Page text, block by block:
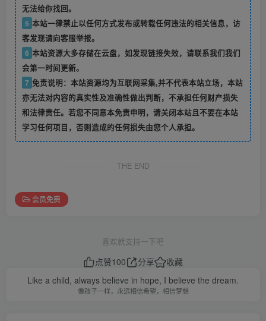
无法给你找回。
5 本站一律禁止以任何方式发布或转载任何违法的相关信息，访
客发现请向客服举报。
6 本站资源大多存储在云盘，如发现链接失效，请联系我们我们
会第一时间更新。
7 免责说明：本站资源均为互联网采集,并不代表本站立场，本站
亦无法对内容的真实性及准确性做出判断，不承担任何财产损失
和法律责任。若您不同意本免责申明，请关闭本站且不要在本站
学习任何项目，否则造成的任何损失由您个人承担。
THE END
会员免费
喜欢就支持一下吧
点赞100 分享
收藏
Like a child, always believe in hope, I believe the dream.
像孩子一样，永远相信希望，相信梦想